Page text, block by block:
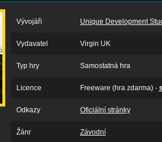
Vývojáři Unique Development
Vydavatel Virgin UK
Typ hry Samostatná hra
Licence Freeware (hra zdarma) -
Odkazy Oficiální stránky
Žánr Závodní